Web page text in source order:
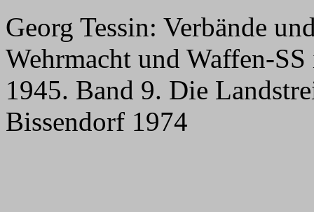
Georg Tessin: Verbände
Wehrmacht und Waffen-
1945. Band 9. Die
Bissendorf 1974